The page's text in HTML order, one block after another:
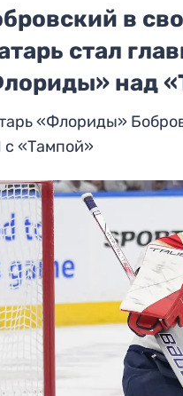
в
стал
над
«Флориды»
«Тампой»